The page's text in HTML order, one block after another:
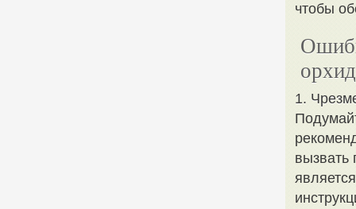
чтобы
1.
вызвать